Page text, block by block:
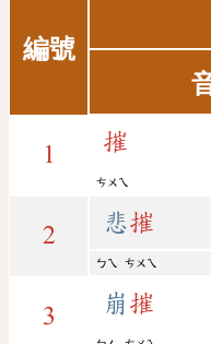
編號
1 摧
ㄘㄨㄟ
2 悲摧
ㄅㄟ ㄘㄨㄟ
3 崩 摧